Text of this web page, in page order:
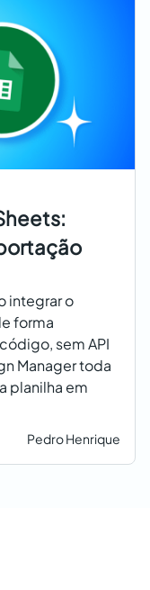
integrar o
forma
sem API
Manager toda
planilha em
Pedro Henrique